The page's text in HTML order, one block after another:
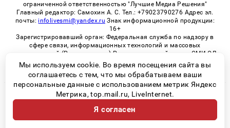
ограниченной ответственностью "Лучшие Медиа Решения"
Главный редактор: Самохин А. С. Тел.: +79023790276 Адрес эл.
почты: infolivesmi@yandex.ru Знак информационной продукции:
16+
Зарегистрировавший орган: Федеральная служба по надзору в
сфере связи, информационных технологий и массовых
коммуникаций (Роскомнадзор) Регистрационный номер СМИ ЭЛ
№ ФС 77 - 82533 от 21.01.2022
© 2026 «Архангельск Live» | Все права защищены
Возрастная категория сайта 16+
Политика конфиденциальности
Мы используем cookie. Во время посещения сайта вы
соглашаетесь с тем, что мы обрабатываем ваши
персональные данные с использованием метрик Яндекс
Метрика, top.mail.ru, LiveInternet.
Я согласен